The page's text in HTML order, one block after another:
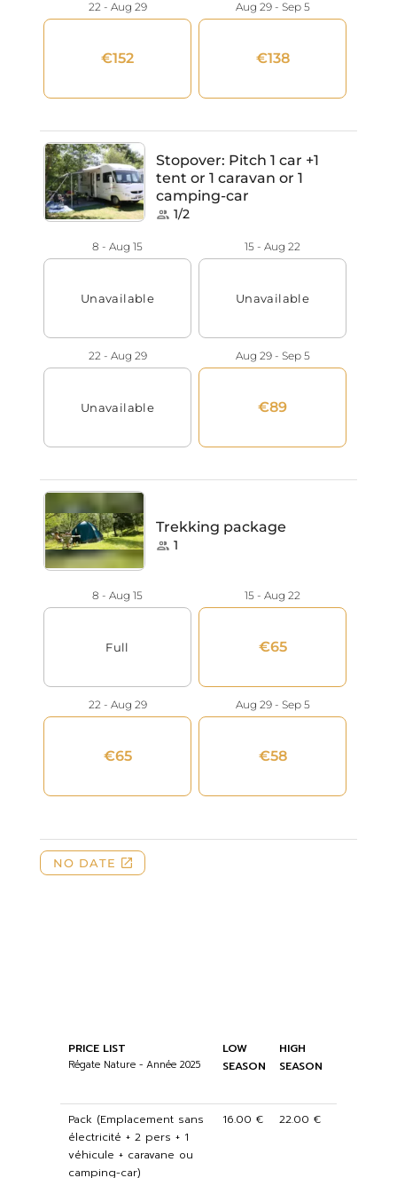
PRICE LIST
Régate Nature - Année 2025
LOW
SEASON
HIGH
SEASON
Pack (Emplacement sans
électricité + 2 pers + 1
véhicule + caravane ou
camping-car)
16.00 € 22.00 €